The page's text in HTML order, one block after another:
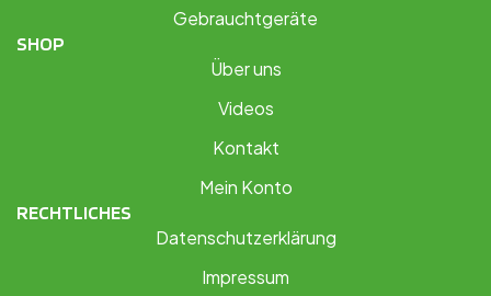
Gebrauchtgeräte
SHOP
Über uns
Videos
Kontakt
Mein Konto
RECHTLICHES
Datenschutzerklärung
Impressum